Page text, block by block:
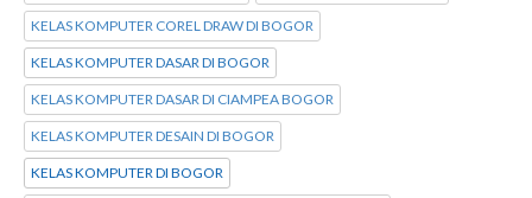
KELAS KOMPUTER COREL DRAW DI BOGOR
KELAS KOMPUTER DASAR DI BOGOR
KELAS KOMPUTER DASAR DI CIAMPEA BOGOR
KELAS KOMPUTER DESAIN DI BOGOR
KELAS KOMPUTER DI BOGOR